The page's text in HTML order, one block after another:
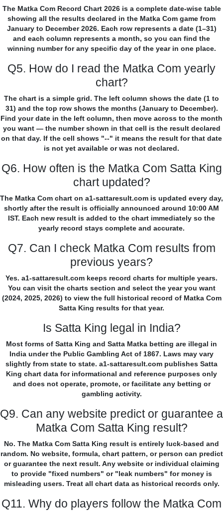
The Matka Com Record Chart 2026 is a complete date-wise table
showing all the results declared in the Matka Com game from
January to December 2026. Each row represents a date (1–31)
and each column represents a month, so you can find the
winning number for any specific day of the year in one place.
Q5. How do I read the Matka Com yearly
chart?
The chart is a simple grid. The left column shows the date (1 to
31) and the top row shows the months (January to December).
Find your date in the left column, then move across to the month
you want — the number shown in that cell is the result declared
on that day. If the cell shows "--" it means the result for that date
is not yet available or was not declared.
Q6. How often is the Matka Com Satta King
chart updated?
The Matka Com chart on a1-sattaresult.com is updated every day,
shortly after the result is officially announced around 10:00 AM
IST. Each new result is added to the chart immediately so the
yearly record stays complete and accurate.
Q7. Can I check Matka Com results from
previous years?
Yes. a1-sattaresult.com keeps record charts for multiple years.
You can visit the charts section and select the year you want
(2024, 2025, 2026) to view the full historical record of Matka Com
Satta King results for that year.
Is Satta King legal in India?
Most forms of Satta King and Satta Matka betting are illegal in
India under the Public Gambling Act of 1867. Laws may vary
slightly from state to state. a1-sattaresult.com publishes Satta
King chart data for informational and reference purposes only
and does not operate, promote, or facilitate any betting or
gambling activity.
Q9. Can any website predict or guarantee a
Matka Com Satta King result?
No. The Matka Com Satta King result is entirely luck-based and
random. No website, formula, chart pattern, or person can predict
or guarantee the next result. Any website or individual claiming
to provide "fixed numbers" or "leak numbers" for money is
misleading users. Treat all chart data as historical records only.
Q11. Why do players follow the Matka Com